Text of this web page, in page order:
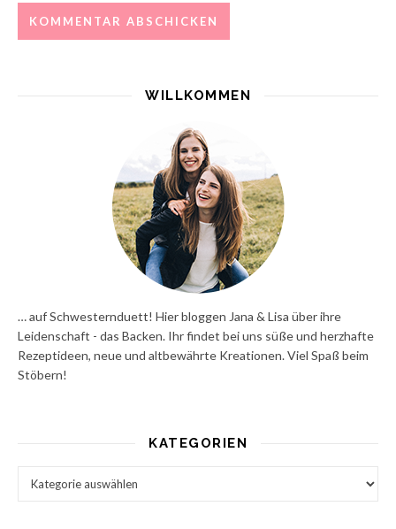
WILLKOMMEN
… auf Schwesternduett! Hier bloggen Jana & Lisa über ihre
Leidenschaft - das Backen. Ihr findet bei uns süße und herzhafte
Rezeptideen, neue und altbewährte Kreationen. Viel Spaß beim
Stöbern!
KATEGORIEN